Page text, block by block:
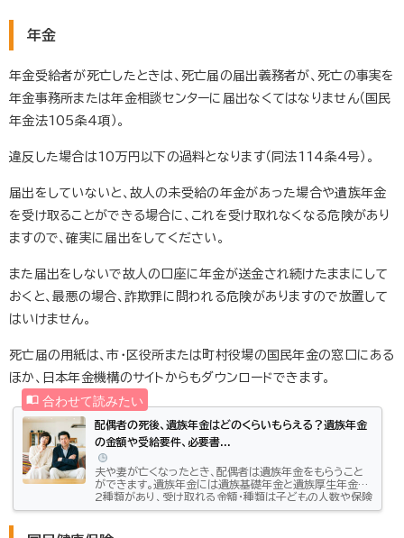
年金
年金受給者が死亡したときは、死亡届の届出義務者が、死亡の事実を
年金事務所または年金相談センターに届出なくてはなりません（国民
年金法105条4項）。
違反した場合は10万円以下の過料となります（同法114条4号）。
届出をしていないと、故人の未受給の年金があった場合や遺族年金
を受け取ることができる場合に、これを受け取れなくなる危険があり
ますので、確実に届出をしてください。
また届出をしないで故人の口座に年金が送金され続けたままにして
おくと、最悪の場合、詐欺罪に問われる危険がありますので放置して
はいけません。
死亡届の用紙は、市・区役所または町村役場の国民年金の窓口にある
ほか、日本年金機構のサイトからもダウンロードできます。
配偶者の死後、遺族年金はどのくらいもらえる？遺族年金
の金額や受給要件、必要書...
夫や妻が亡くなったとき、配偶者は遺族年金をもらうこと
ができます。遺族年金には遺族基礎年金と遺族厚生年金の
2種類があり、受け取れる金額・種類は子どもの人数や保険
料を支払った期間などによって変わってきます。今後のラ
おくことは大切です。今回は遺族年金について、受給資格